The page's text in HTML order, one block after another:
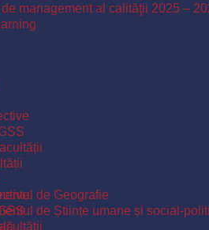
de management al calităţii 2025 –
de Geografie
de Științe umane și social-